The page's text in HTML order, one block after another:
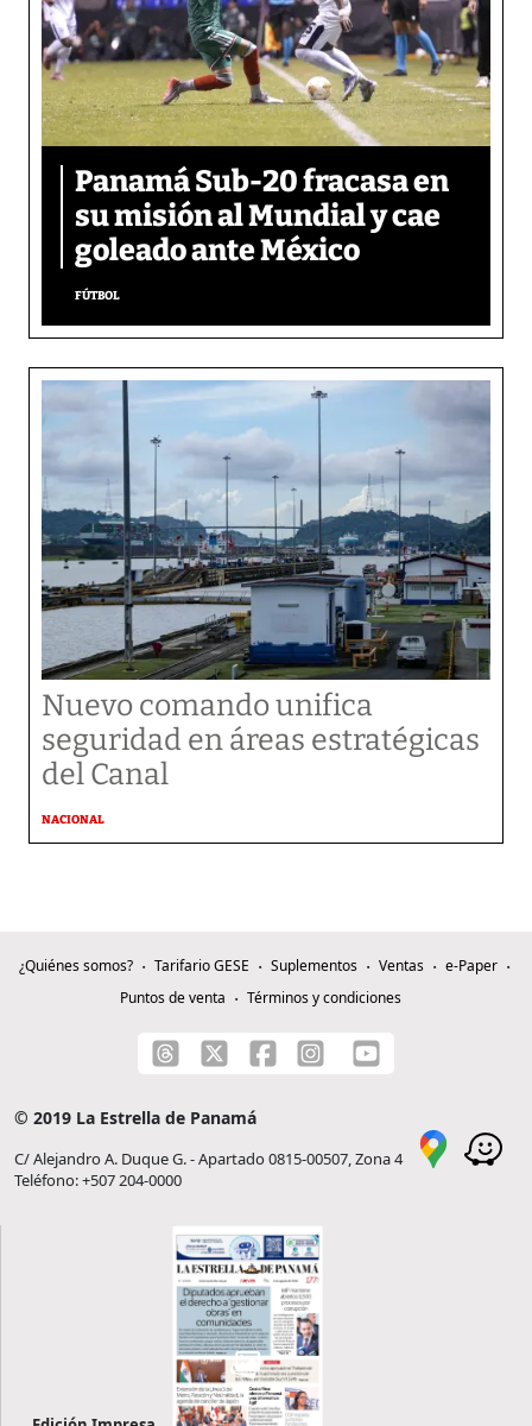
Panamá Sub-20 fracasa en
su misión al Mundial y cae
goleado ante México
FÚTBOL
Nuevo comando unifica
seguridad en áreas estratégicas
del Canal
NACIONAL
¿Quiénes somos? Tarifario GESE Suplementos Ventas
e-Paper
Puntos de venta
Términos y condiciones
© 2019 La Estrella de Panamá
C/ Alejandro A. Duque G. - Apartado 0815-00507, Zona 4
Teléfono: +507 204-0000